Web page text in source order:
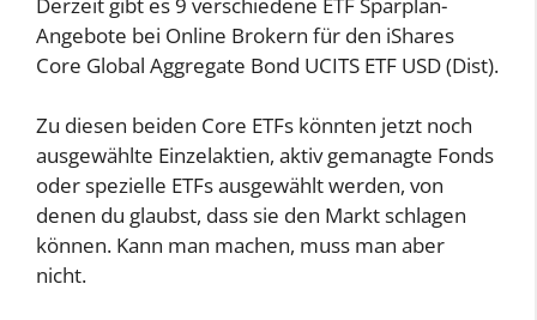
Angebote bei Online Brokern für den iShares
Core Global Aggregate Bond UCITS ETF USD (Dist).
Zu diesen beiden Core ETFs könnten jetzt noch
ausgewählte Einzelaktien, aktiv gemanagte Fonds
oder spezielle ETFs ausgewählt werden, von
denen du glaubst, dass sie den Markt schlagen
können. Kann man machen, muss man aber
nicht.